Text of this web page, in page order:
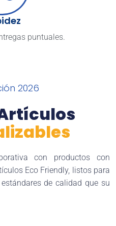
puntuales.
2026
con productos con
Eco Friendly, listos para
de calidad que su